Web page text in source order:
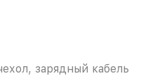
зарядный кабель